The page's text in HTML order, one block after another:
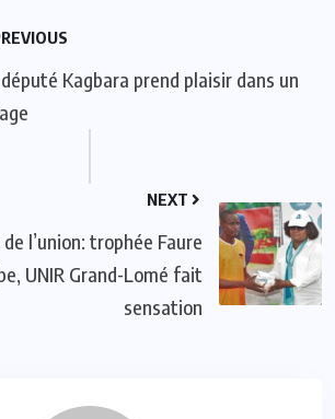
Kagbara prend plaisir dans un
NEXT
l’union: trophée Faure
UNIR Grand-Lomé fait
sensation